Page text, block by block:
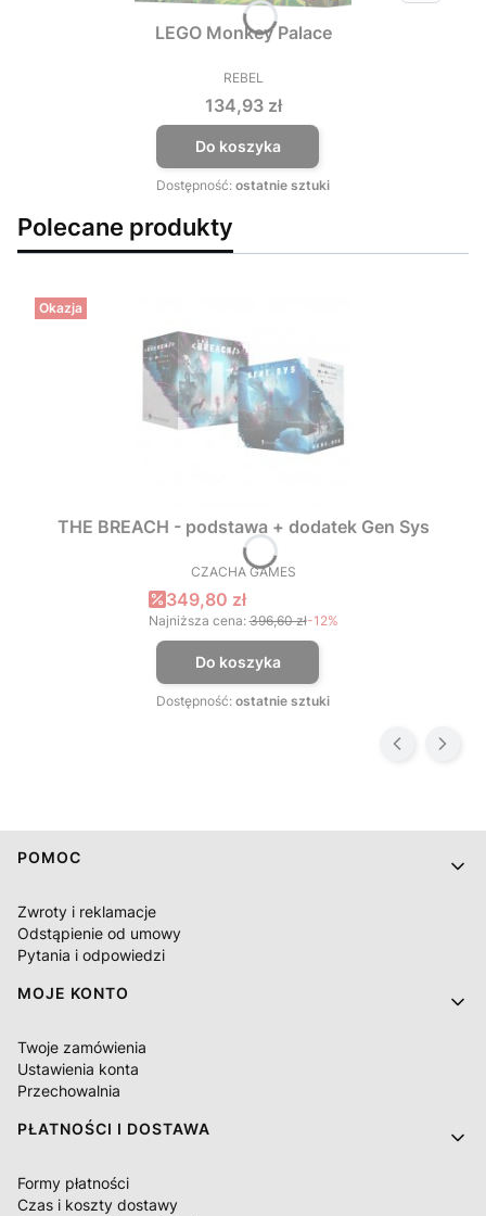
LEGO Monkey Palace
PRODUCENT
REBEL
Cena
134,93 zł
Do koszyka
Dostępność: ostatnie sztuki
Polecane produkty
Okazja
THE BREACH - podstawa + dodatek Gen Sys
PRODUCENT
CZACHA GAMES
Cena promocyjna
349,80 zł
Najniższa cena: 396,60 zł-12%
Do koszyka
Dostępność: ostatnie sztuki
Linki w stopce
POMOC
Zwroty i reklamacje
Odstąpienie od umowy
Pytania i odpowiedzi
MOJE KONTO
Twoje zamówienia
Ustawienia konta
Przechowalnia
PŁATNOŚCI I DOSTAWA
Formy płatności
Czas i koszty dostawy